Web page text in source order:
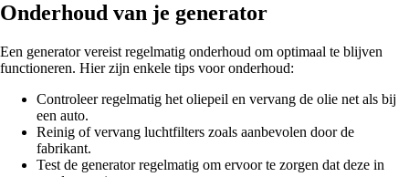
Onderhoud van je generator
Een generator vereist regelmatig onderhoud om optimaal te blijven
functioneren. Hier zijn enkele tips voor onderhoud:
Controleer regelmatig het oliepeil en vervang de olie net als bij
een auto.
Reinig of vervang luchtfilters zoals aanbevolen door de
fabrikant.
Test de generator regelmatig om ervoor te zorgen dat deze in